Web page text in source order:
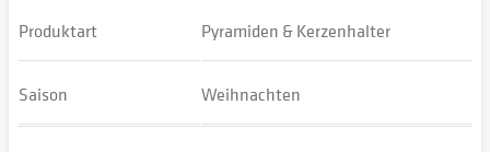
Produktart Pyramiden & Kerzenhalter
Saison Weihnachten